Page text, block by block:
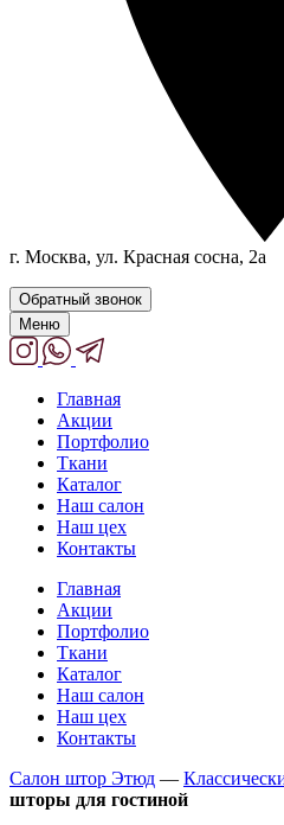
г. Москва, ул. Красная сосна, 2а
Обратный звонок
Меню
Главная
Акции
Портфолио
Ткани
Каталог
Наш салон
Наш цех
Контакты
Главная
Акции
Портфолио
Ткани
Каталог
Наш салон
Наш цех
Контакты
Салон штор Этюд —
шторы для гостиной